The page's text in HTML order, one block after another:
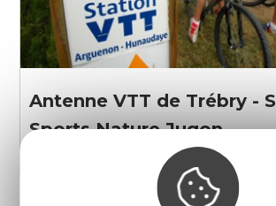
Antenne VTT de Trébry -
Sports Nature Jugon